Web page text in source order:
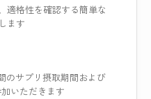
適格性を確認する簡単な
ます
のサプリ摂取期間および
いただきます